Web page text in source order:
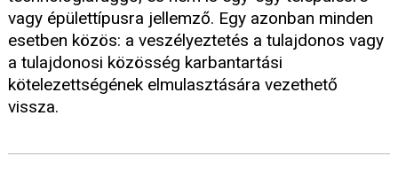
vagy épülettípusra jellemző. Egy azonban minden
esetben közös: a veszélyeztetés a tulajdonos vagy
a tulajdonosi közösség karbantartási
kötelezettségének elmulasztására vezethető
vissza.